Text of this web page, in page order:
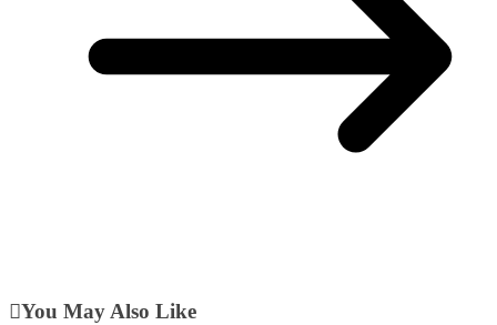
You May Also Like